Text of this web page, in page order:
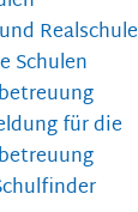
Realschule
Schulen
für die